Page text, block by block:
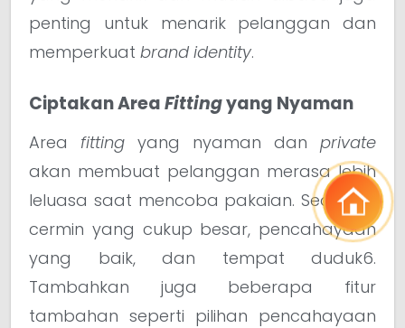
penting untuk menarik pelanggan dan
memperkuat brand identity.
Ciptakan AreaFittingyang Nyaman
Area fitting yang nyaman dan private
akan membuat pelanggan merasa lebih
leluasa saat mencoba pakaian. Sediakan
cermin yang cukup besar, pencahayaan
yang baik, dan tempat duduk6.
Tambahkan juga beberapa fitur
tambahan seperti pilihan pencahayaan